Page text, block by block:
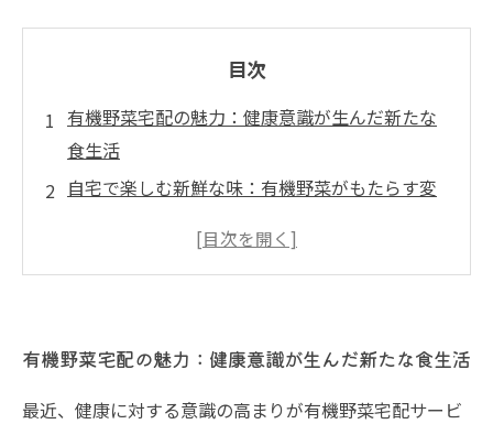
目次
有機野菜宅配の魅力：健康意識が生んだ新たな
食生活
自宅で楽しむ新鮮な味：有機野菜がもたらす変
忙しい日常に寄り添う：有機野菜宅配の利点
影響
有機野菜宅配が拓く新しい生活様式
有機野菜宅配の魅力：健康意識が生んだ新たな食生活
最近、健康に対する意識の高まりが有機野菜宅配サービ